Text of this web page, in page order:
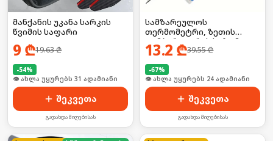
მანქანის უკანა სარკის
წვიმის საფარი
9 ₾19.63₾
-54%
🛒 ბოლო 24სთ-ში იყიდა 47-მა
შეკვეთა
გადახდა მიღებისას
სამზარეულოს
თერმომეტრი, ზეთის
ტემპერატურის საზომი
ელემენტზე
13.2 ₾39.55₾
-67%
🛒 ბოლო 24სთ-ში იყიდა 31-მა
შეკვეთა
გადახდა მიღებისას